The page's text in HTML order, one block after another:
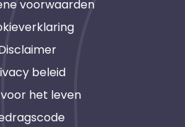
voorwaarden
beleid
het leven